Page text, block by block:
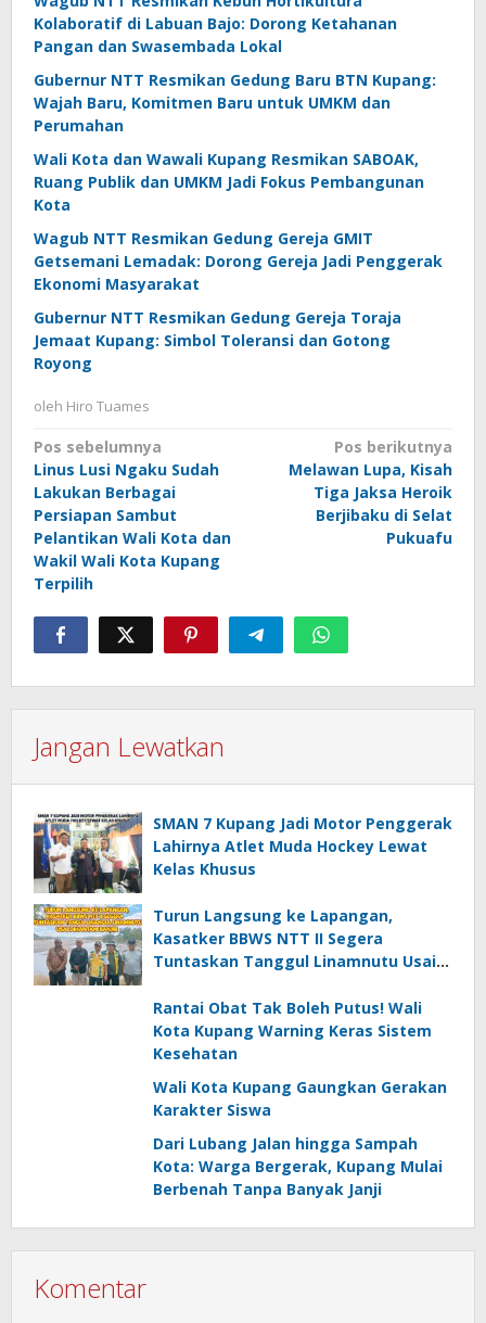
Kolaboratif di Labuan Bajo: Dorong Ketahanan
Pangan dan Swasembada Lokal
Gubernur NTT Resmikan Gedung Baru BTN Kupang:
Wajah Baru, Komitmen Baru untuk UMKM dan
Perumahan
Wali Kota dan Wawali Kupang Resmikan SABOAK,
Ruang Publik dan UMKM Jadi Fokus Pembangunan
Kota
Wagub NTT Resmikan Gedung Gereja GMIT
Getsemani Lemadak: Dorong Gereja Jadi Penggerak
Ekonomi Masyarakat
Gubernur NTT Resmikan Gedung Gereja Toraja
Jemaat Kupang: Simbol Toleransi dan Gotong
Royong
oleh Hiro Tuames
Navigasi
pos
Pos sebelumnya
Linus Lusi Ngaku Sudah
Lakukan Berbagai
Persiapan Sambut
Pelantikan Wali Kota dan
Wakil Wali Kota Kupang
Terpilih
Pos berikutnya
Melawan Lupa, Kisah
Tiga Jaksa Heroik
Berjibaku di Selat
Pukuafu
Jangan Lewatkan
SMAN 7 Kupang Jadi Motor Penggerak
Lahirnya Atlet Muda Hockey Lewat
Kelas Khusus
Turun Langsung ke Lapangan,
Kasatker BBWS NTT II Segera
Tuntaskan Tanggul Linamnutu Usai
Rantai Obat Tak Boleh Putus! Wali
Kota Kupang Warning Keras Sistem
Kesehatan
Wali Kota Kupang Gaungkan Gerakan
Karakter Siswa
Dari Lubang Jalan hingga Sampah
Kota: Warga Bergerak, Kupang Mulai
Berbenah Tanpa Banyak Janji
Komentar